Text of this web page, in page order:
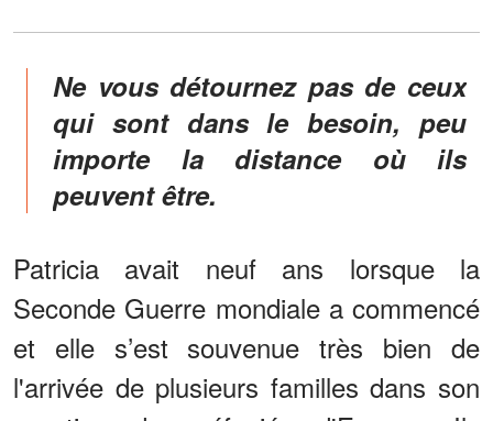
Ne vous détournez pas de ceux
qui sont dans le besoin, peu
importe la distance où ils
peuvent être.
Patricia avait neuf ans lorsque la
Seconde Guerre mondiale a commencé
et elle s’est souvenue très bien de
l'arrivée de plusieurs familles dans son